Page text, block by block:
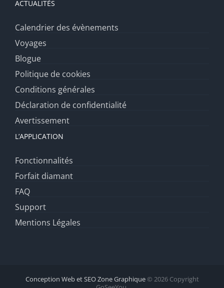
ACTUALITÉS
Calendrier des évènements
Voyages
Blogue
Politique de cookies
Conditions générales
Déclaration de confidentialité
Avertissement
L’APPLICATION
Fonctionnalités
Forfait diamant
FAQ
Support
Mentions Légales
Conception Web et SEO Zone Graphique© 2026 Copyright